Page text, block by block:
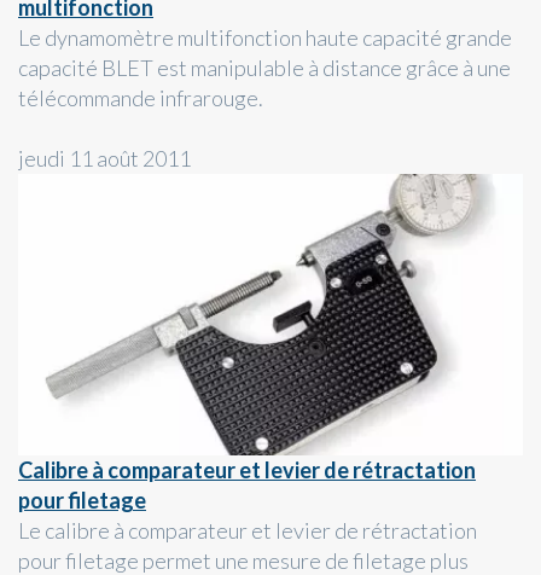
multifonction
Le dynamomètre multifonction haute capacité grande
capacité BLET est manipulable à distance grâce à une
télécommande infrarouge.
jeudi 11 août 2011
Calibre à comparateur et levier de rétractation
pour filetage
Le calibre à comparateur et levier de rétractation
pour filetage permet une mesure de filetage plus